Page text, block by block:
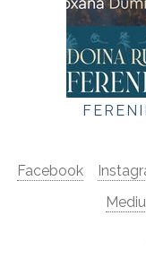
Facebook